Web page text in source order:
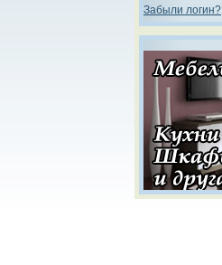
Забыли логин?